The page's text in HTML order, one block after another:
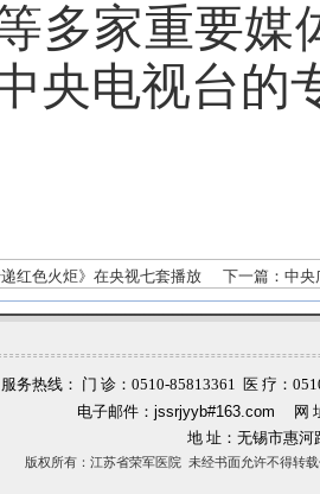
多家重要媒
央电视台的
递红色火炬》在央视七套播放 下一篇： 中央
服务热线： 门 诊：0510-85813361 医 疗：
电子邮件： jssrjyyb#163.com
网
地 址：无锡市惠河
版权所有：江苏省荣军医院 未经书面允许不得转